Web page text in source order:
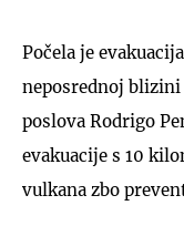
Počela je
neposrednoj
poslova Rodrigo
evakuacije s 10
vulkana zbo